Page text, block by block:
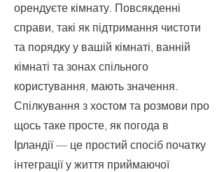
орендуєте кімнату. Повсякденні
справи, такі як підтримання чистоти
та порядку у вашій кімнаті, ванній
кімнаті та зонах спільного
користування, мають значення.
Спілкування з хостом та розмови про
щось таке просте, як погода в
Ірландії — це простий спосіб початку
інтеграції у життя приймаючої